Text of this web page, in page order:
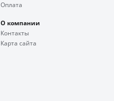
Оплата
О компании
Контакты
Карта сайта